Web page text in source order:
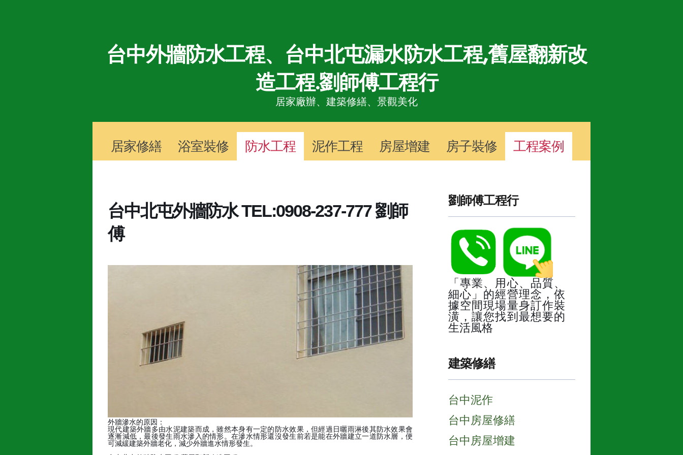
台中外牆防水工程、台中北屯漏水防水工程,舊屋翻新改
造工程.劉師傅工程行
居家廠辦、 建築修繕、景觀美化
居家修繕 浴室裝修 防水工程 泥作工程 房屋增建 房子裝修 工程案例
台中北屯外牆防水 TEL:0908-237-777 劉師
傅
外牆滲水的原因：
現代建築外牆多由水泥建築而成，雖然本身有一定的防水效果，但經過日曬雨淋後其防水效果會
逐漸減低，最後發生雨水滲入的情形。在滲水情形還沒發生前若是能在外牆建立一道防水層，便
可減緩建築外牆老化，減少外牆進水情形發生。
劉師傅工程行
「專業、用心、品質、
細心」的經營理念，依
據空間現場量身訂作裝
潢，讓您找到最想要的
生活風格
建築修繕
台中泥作
台中房屋修繕
台中房屋增建